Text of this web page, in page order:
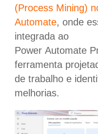
(Process Mining)
Automate, onde
integrada ao
Power Automate
ferramenta
de trabalho e
melhorias.